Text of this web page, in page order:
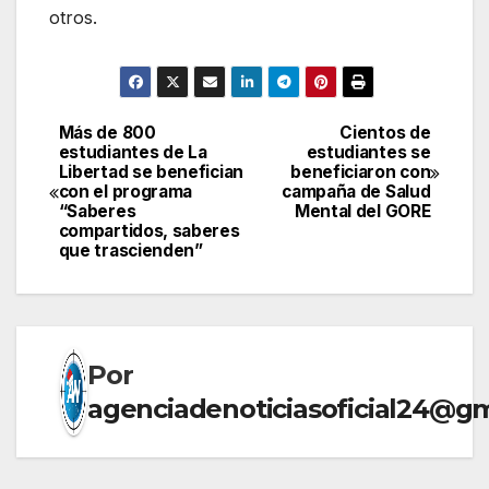
otros.
Navegación
de
entradas
Cientos de
estudiantes se
beneficiaron con
campaña de Salud
Mental del GORE
Más de 800
estudiantes de La
Libertad se benefician
con el programa
“Saberes
compartidos, saberes
que trascienden”
Por